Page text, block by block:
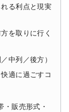
る利点と現実
を取りに行く
中列／後方）
適に過ごすコ
販売形式・